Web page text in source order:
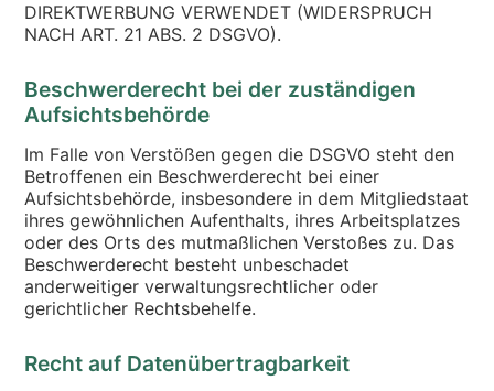
DIREKTWERBUNG VERWENDET (WIDERSPRUCH
NACH ART. 21 ABS. 2 DSGVO).
Beschwerde­recht bei der zuständigen
Aufsichts­behörde
Im Falle von Verstößen gegen die DSGVO steht den
Betroffenen ein Beschwerderecht bei einer
Aufsichtsbehörde, insbesondere in dem Mitgliedstaat
ihres gewöhnlichen Aufenthalts, ihres Arbeitsplatzes
oder des Orts des mutmaßlichen Verstoßes zu. Das
Beschwerderecht besteht unbeschadet
anderweitiger verwaltungsrechtlicher oder
gerichtlicher Rechtsbehelfe.
Recht auf Daten­übertrag­barkeit